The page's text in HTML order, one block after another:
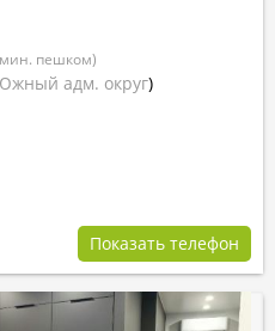
пешком)
адм. округ)
Показать телефон